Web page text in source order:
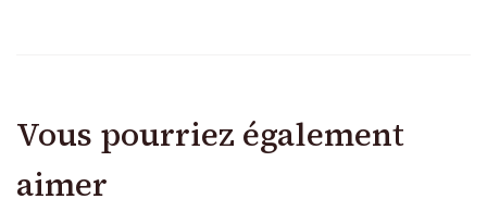
Vous pourriez également
aimer